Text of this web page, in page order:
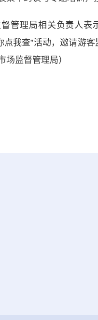
理局相关负责人表
点我查”活动，邀请游
场监督管理局）